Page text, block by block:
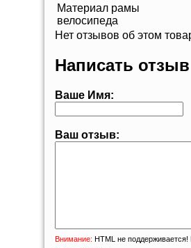
Материал рамы
велосипеда
Нет отзывов об этом
Написать отзыв
Ваше Имя:
Ваш отзыв:
Внимание: HTML не поддерживается!